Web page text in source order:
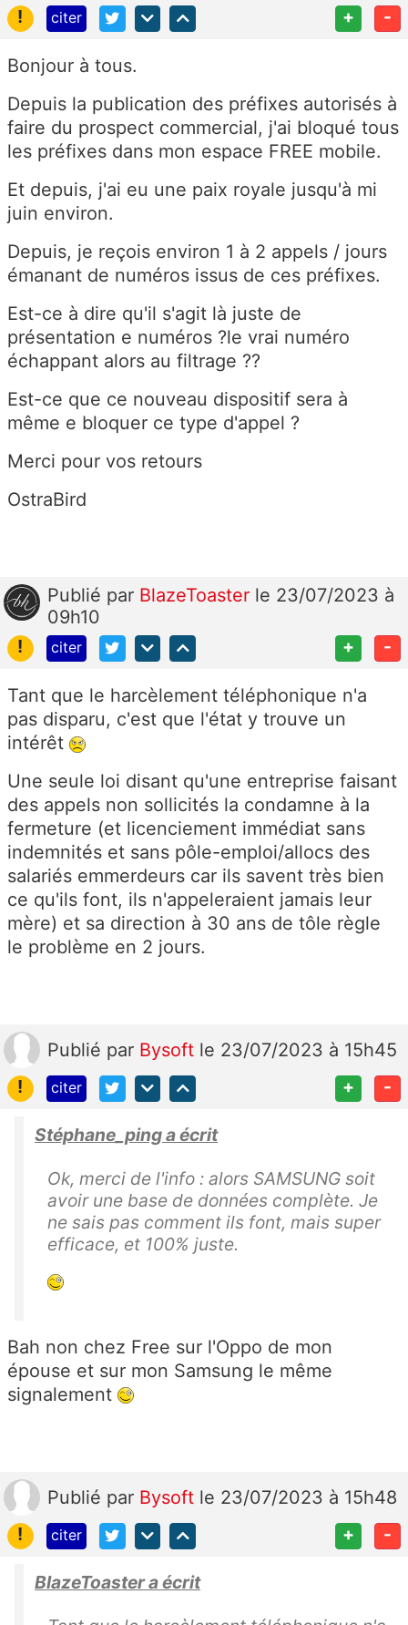
!
citer + -
Bonjour à tous.
Depuis la publication des préfixes autorisés à
faire du prospect commercial, j'ai bloqué tous
les préfixes dans mon espace FREE mobile.
Et depuis, j'ai eu une paix royale jusqu'à mi
juin environ.
Depuis, je reçois environ 1 à 2 appels / jours
émanant de numéros issus de ces préfixes.
Est-ce à dire qu'il s'agit là juste de
présentation e numéros ?le vrai numéro
échappant alors au filtrage ??
Est-ce que ce nouveau dispositif sera à
même e bloquer ce type d'appel ?
Merci pour vos retours
OstraBird
Publié par BlazeToaster le 23/07/2023 à
09h10
!
citer + -
Tant que le harcèlement téléphonique n'a
pas disparu, c'est que l'état y trouve un
intérêt
Une seule loi disant qu'une entreprise faisant
des appels non sollicités la condamne à la
fermeture (et licenciement immédiat sans
indemnités et sans pôle-emploi/allocs des
salariés emmerdeurs car ils savent très bien
ce qu'ils font, ils n'appeleraient jamais leur
mère) et sa direction à 30 ans de tôle règle
le problème en 2 jours.
Publié par Bysoft le 23/07/2023 à 15h45
!
citer + -
Stéphane_ping a écrit
Ok, merci de l'info : alors SAMSUNG soit
avoir une base de données complète. Je
ne sais pas comment ils font, mais super
efficace, et 100% juste.
Bah non chez Free sur l'Oppo de mon
épouse et sur mon Samsung le même
signalement
Publié par Bysoft le 23/07/2023 à 15h48
!
citer + -
BlazeToaster a écrit